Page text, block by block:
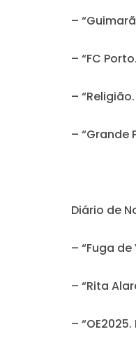
–
– “FC
–
– “Grande
Diário de
– “Fuga
– “Rita
–